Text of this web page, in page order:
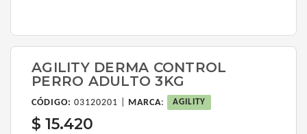
AGILITY DERMA CONTROL
PERRO ADULTO 3KG
CÓDIGO: 03120201 | MARCA: AGILITY
$ 15.420